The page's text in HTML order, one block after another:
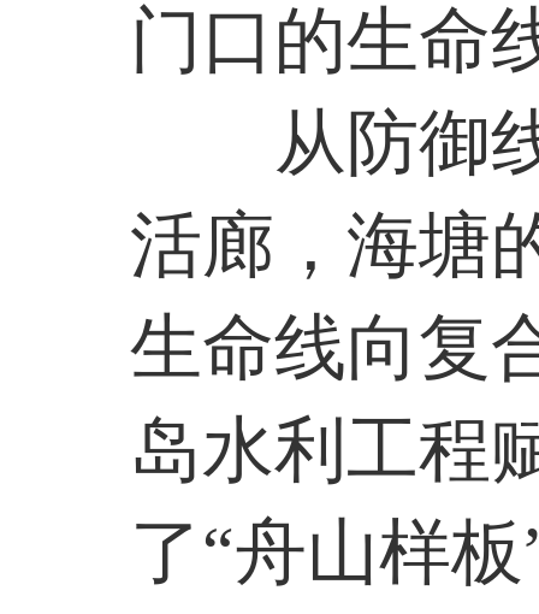
门口的生命
从防御
活廊，海塘
生命线向复
岛水利工程
了“舟山样